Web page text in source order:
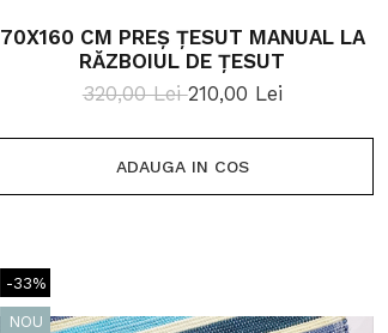
70X160 CM PREȘ ȚESUT MANUAL LA
RĂZBOIUL DE ȚESUT
320,00 Lei210,00 Lei
ADAUGA IN COS
-33%
NOU